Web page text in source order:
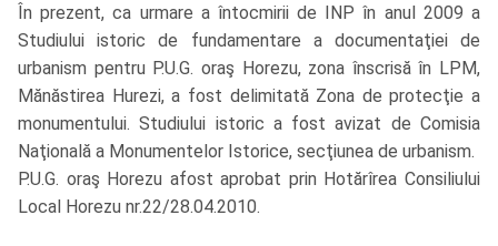
În prezent, ca urmare a întocmirii de INP în anul 2009 a
Studiului istoric de fundamentare a documentaţiei de
urbanism pentru P.U.G. oraş Horezu, zona înscrisă în LPM,
Mănăstirea Hurezi, a fost delimitată Zona de protecţie a
monumentului. Studiului istoric a fost avizat de Comisia
Naţională a Monumentelor Istorice, secţiunea de urbanism.
P.U.G. oraş Horezu afost aprobat prin Hotărîrea Consiliului
Local Horezu nr.22/28.04.2010.